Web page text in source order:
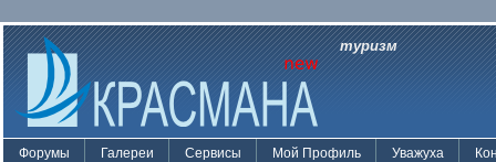
туризм
Форумы Галереи Сервисы Мой Профиль Уважуха